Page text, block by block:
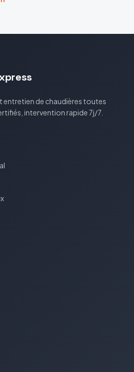
entretien de chaudières toutes
intervention rapide 7j/7.